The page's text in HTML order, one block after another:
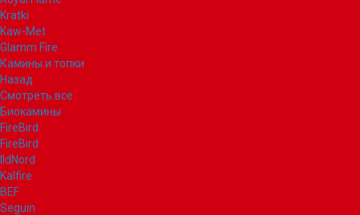
Kratki
Kaw-Met
Glamm Fire
Камины и топки
Назад
Смотреть все
Биокамины
FireBird
FireBird
IldNord
Kalfire
BEF
Seguin